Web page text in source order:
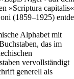
»Scriptura
(1859–1925)
Alphabet mit
das im
vervollständigt
generell als